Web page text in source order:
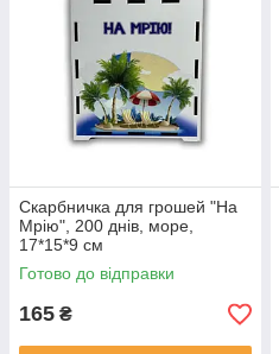
Скарбничка для грошей "На
Мрію", 200 днів, море,
17*15*9 см
Готово до відправки
165 ₴